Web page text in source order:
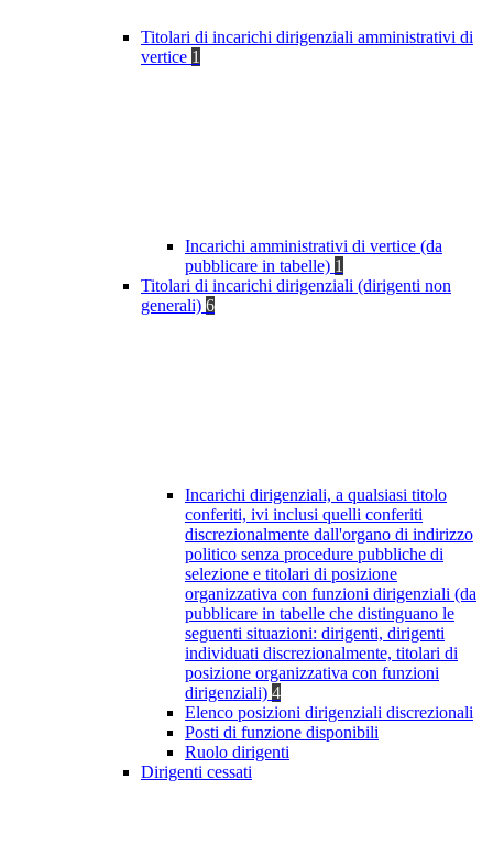
Titolari di incarichi dirigenziali amministrativi di
vertice 1
Incarichi amministrativi di vertice (da
pubblicare in tabelle) 1
Titolari di incarichi dirigenziali (dirigenti non
generali) 6
Incarichi dirigenziali, a qualsiasi titolo
conferiti, ivi inclusi quelli conferiti
discrezionalmente dall'organo di indirizzo
politico senza procedure pubbliche di
selezione e titolari di posizione
organizzativa con funzioni dirigenziali (da
pubblicare in tabelle che distinguano le
seguenti situazioni: dirigenti, dirigenti
individuati discrezionalmente, titolari di
posizione organizzativa con funzioni
dirigenziali) 4
Elenco posizioni dirigenziali discrezionali
Posti di funzione disponibili
Ruolo dirigenti
Dirigenti cessati